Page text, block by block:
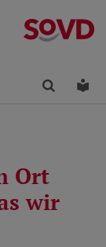
Finden
Ort
wir